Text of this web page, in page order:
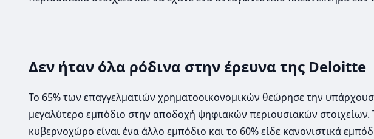
Δεν ήταν όλα ρόδινα στην έρευνα της Deloitte
Το 65% των επαγγελματιών χρηματοοικονομικών θεώρησε την
μεγαλύτερο εμπόδιο στην αποδοχή ψηφιακών περιουσιακών στοιχείων.
κυβερνοχώρο είναι ένα άλλο εμπόδιο και το 60% είδε κανονιστικά